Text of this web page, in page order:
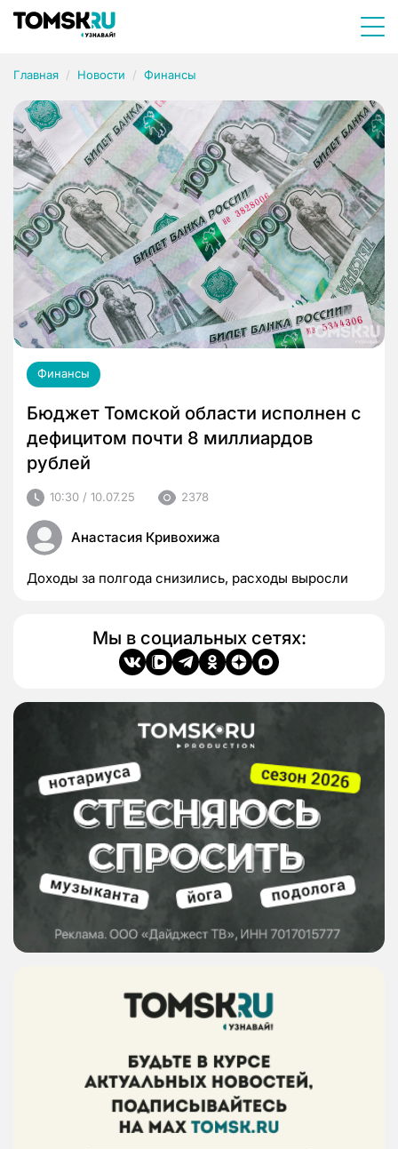
Главная Новости Финансы
Финансы
Бюджет Томской области исполнен с
дефицитом почти 8 миллиардов
рублей
10:30 / 10.07.25 2378
Анастасия Кривохижа
Доходы за полгода снизились, расходы выросли
Мы в социальных сетях: